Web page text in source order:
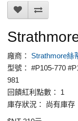
廠商： Strathmore絲
型號： #P105-770
981
回饋紅利點數： 1
庫存狀況： 尚有庫存